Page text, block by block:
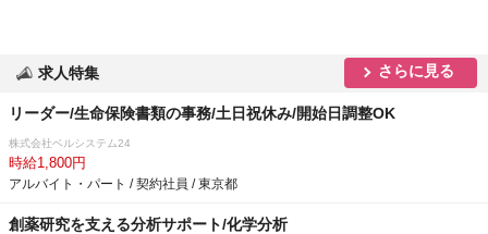
求人特集 さらに見る
リーダー/生命保険書類の事務/土日祝休み/開始日調整OK
株式会社ベルシステム24
時給1,800円
アルバイト・パート / 契約社員 / 東京都
創薬研究を支える分析サポート/化学分析